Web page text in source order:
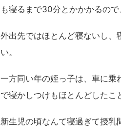
も寝るまで30分とかかかるの
外出先ではほとんど寝ないし、
い。
一方同い年の姪っ子は、車に
で寝かしつけもほとんどしたこ
新生児の頃なんて寝過ぎて授